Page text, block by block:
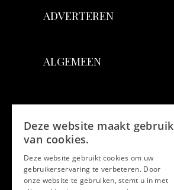
ADVERTEREN
ALGEMEEN
Facebook
Twitter
Deze website maakt gebruik
van cookies.
Deze website gebruikt cookies om uw
gebruikerservaring te verbeteren. Door
onze website te gebruiken, stemt u in met